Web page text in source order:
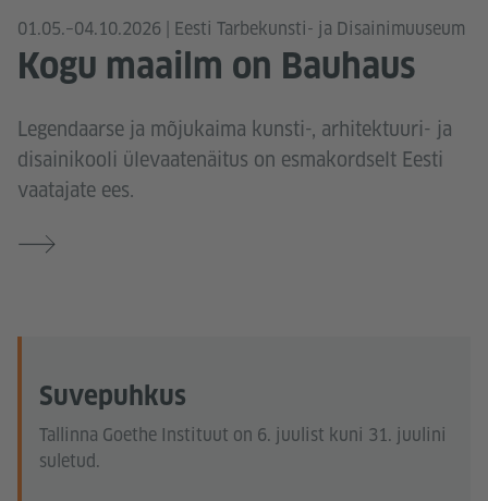
01.05.–04.10.2026 | Eesti Tarbekunsti- ja Disainimuuseum
Kogu maailm on Bauhaus
Legendaarse ja mõjukaima kunsti-, arhitektuuri- ja
disainikooli ülevaatenäitus on esmakordselt Eesti
vaatajate ees.
Suvepuhkus
Tallinna Goethe Instituut on 6. juulist kuni 31. juulini
suletud.